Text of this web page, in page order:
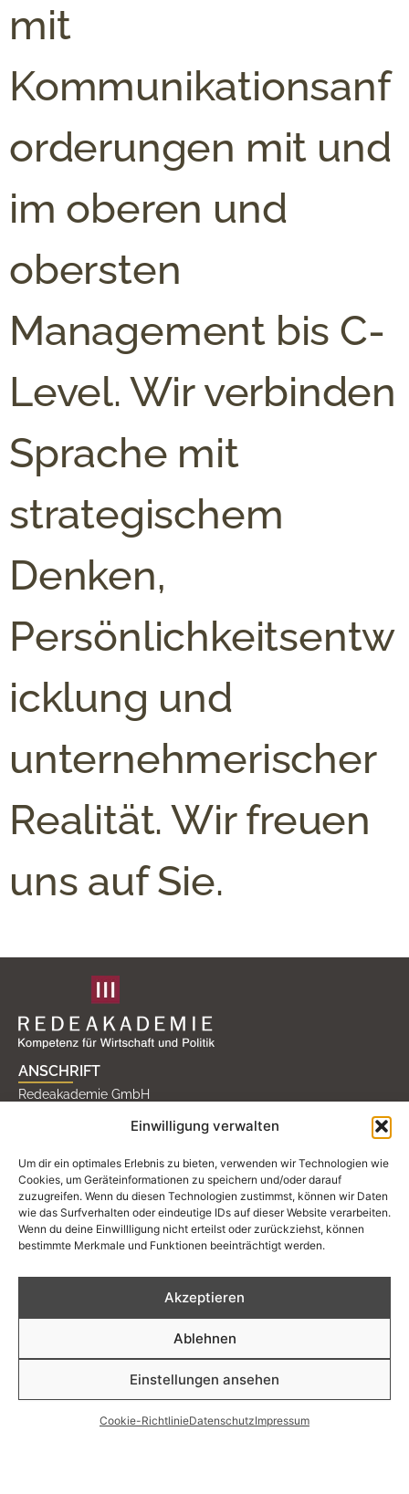
Einwilligung verwalten
Um dir ein optimales Erlebnis zu bieten, verwenden wir Technologien wie
Cookies, um Geräteinformationen zu speichern und/oder darauf
zuzugreifen. Wenn du diesen Technologien zustimmst, können wir Daten
wie das Surfverhalten oder eindeutige IDs auf dieser Website verarbeiten.
Wenn du deine Einwillligung nicht erteilst oder zurückziehst, können
bestimmte Merkmale und Funktionen beeinträchtigt werden.
Akzeptieren
Ablehnen
Einstellungen ansehen
Cookie-RichtlinieDatenschutzImpressum
mit
Kommunikationsanf
orderungen mit und
im oberen und
obersten
Management bis C-
Level. Wir verbinden
Sprache mit
strategischem
Denken,
Persönlichkeitsentw
icklung und
unternehmerischer
Realität. Wir freuen
uns auf Sie.
ANSCHRIFT
Redeakademie GmbH
Kurt-Schumacher-Str. 2
Tel. +49.228.24 25 004
office <at> redeakademie.de
KONTAKT & IMPRESSUM
Kontakt
FOLGEN SIE UNS
F
a
c
X
i
n
L
n
© Redeakademie – Kompetenz für Wirtschaft und Politik